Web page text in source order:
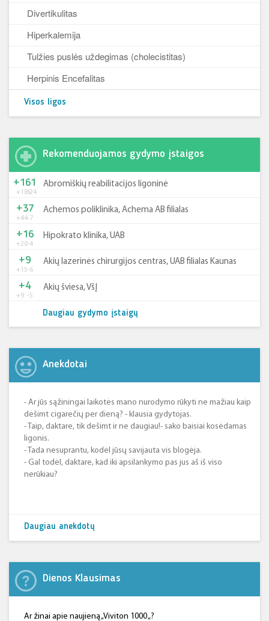
Divertikulitas
Hiperkalemija
Tulžies puslės uždegimas (cholecistitas)
Herpinis Encefalitas
Visos ligos
Rekomenduojamos gydymo įstaigos
+185-24
+161 Abromiškių reabilitacijos ligoninė
+44-7
+37 Achemos poliklinika, Achema AB filialas
+20-4
+16 Hipokrato klinika, UAB
+15-6
+9 Akių lazerinės chirurgijos centras, UAB filialas Kaunas
+9 -5
+4 Akių šviesa, VšĮ
Daugiau gydymo įstaigų
Anekdotai
- Ar jūs sąžiningai laikotės mano nurodymo rūkyti ne mažiau kaip
dešimt cigarečių per dieną? - klausia gydytojas.
- Taip, daktare, tik dešimt ir ne daugiau!- sako baisiai kosėdamas
ligonis.
- Tada nesuprantu, kodėl jūsų savijauta vis blogėja.
- Gal todėl, daktare, kad iki apsilankymo pas jus aš iš viso
nerūkiau?
Daugiau anekdotų
Dienos Klausimas
Ar žinai apie naujieną „Viviton 1000 „?